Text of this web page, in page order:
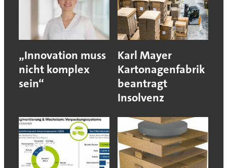
„Innovation muss
nicht komplex
sein“
Karl Mayer
Kartonagenfabrik
beantragt
Insolvenz